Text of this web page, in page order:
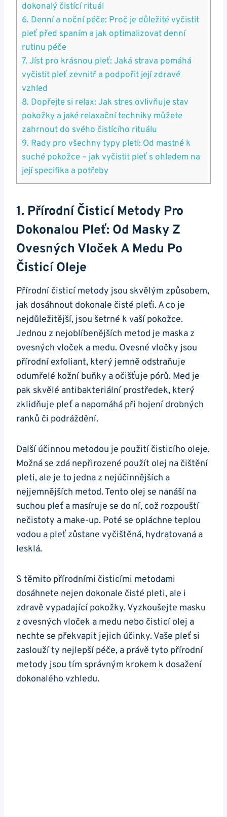
dokonalý čistící rituál
6. ‍Denní⁢ a noční péče: Proč je důležité‍ vyčistit
pleť ⁢před spaním a jak ‌optimalizovat denní
rutinu péče
7. Jíst pro ⁢krásnou pleť: Jaká strava‍ pomáhá
vyčistit pleť zevnitř a podpořit její zdravé
vzhled
8. Dopřejte ⁣si ‍relax: ​Jak stres ovlivňuje stav
pokožky⁣ a‍ jaké relaxační techniky​ můžete
zahrnout do svého ⁤čistícího ​rituálu
9. ‍Rady pro všechny typy pleti: Od mastné k
suché pokožce – jak vyčistit pleť s ohledem na
‍její specifika a potřeby
1. ⁢Přírodní Čisticí Metody Pro
Dokonalou Pleť: Od Masky Z‌
Ovesných Vloček ⁣a Medu Po
Čisticí Oleje
Přírodní⁣ čisticí metody jsou​ skvělým způsobem,
jak dosáhnout dokonale čisté pleťi. A co je
nejdůležitější, jsou šetrné k vaší pokožce.
Jednou z nejoblíbenějších metod je maska z
ovesných ‍vloček‌ a medu. ‌Ovesné vločky ‌jsou⁤
přírodní exfoliant, ​který jemně odstraňuje
odumřelé ‍kožní​ buňky a očišťuje pórů. Med je
pak skvělé⁣ antibakteriální prostředek, který
zklidňuje pleť a⁢ napomáhá při hojení drobných
ranků​ či podráždění.
Další účinnou metodou je použití čisticího oleje.‌
Možná se ⁤zdá nepřirozené použít ‌olej na ‌čištění
pleti, ale je to jedna ⁤z nejúčinnějších a
nejjemnějších metod. Tento olej se ⁣nanáší na
suchou pleť ⁢a masíruje⁤ se do ní, což rozpouští
nečistoty a make-up. Poté se opláchne teplou
⁢vodou a pleť zůstane vyčištěná,​ hydratovaná a
lesklá.
S ‌těmito přírodními ⁢čisticími metodami
dosáhnete nejen‌ dokonale čisté pleti, ale⁢ i
⁢zdravě vypadající⁣ pokožky. Vyzkoušejte masku
z ovesných vloček a medu ⁢nebo čisticí olej a
nechte se‌ překvapit jejich účinky. Vaše pleť si
zaslouží ty⁣ nejlepší péče, a ‌právě tyto přírodní
metody⁢ jsou tím správným krokem k dosažení
dokonalého vzhledu.